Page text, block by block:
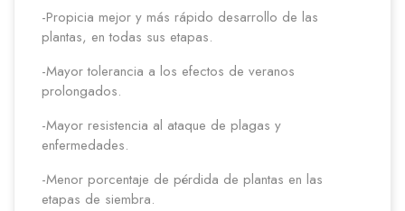
-Propicia mejor y más rápido desarrollo de las
plantas, en todas sus etapas.
-Mayor tolerancia a los efectos de veranos
prolongados.
-Mayor resistencia al ataque de plagas y
enfermedades.
-Menor porcentaje de pérdida de plantas en las
etapas de siembra.